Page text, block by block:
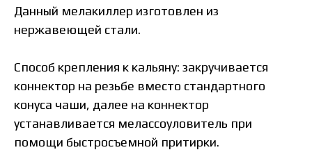
Данный мелакиллер изготовлен из
нержавеющей стали.
Способ крепления к кальяну: закручивается
коннектор на резьбе вместо стандартного
конуса чаши, далее на коннектор
устанавливается мелассоуловитель при
помощи быстросъемной притирки.